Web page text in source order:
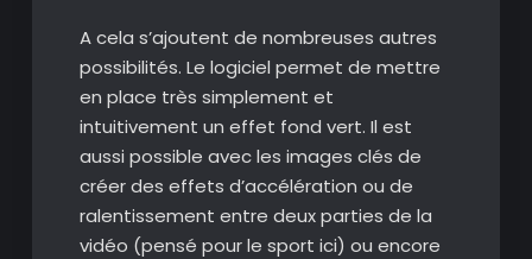
A cela s’ajoutent de nombreuses autres
possibilités. Le logiciel permet de mettre
en place très simplement et
intuitivement un effet fond vert. Il est
aussi possible avec les images clés de
créer des effets d’accélération ou de
ralentissement entre deux parties de la
vidéo (pensé pour le sport ici) ou encore